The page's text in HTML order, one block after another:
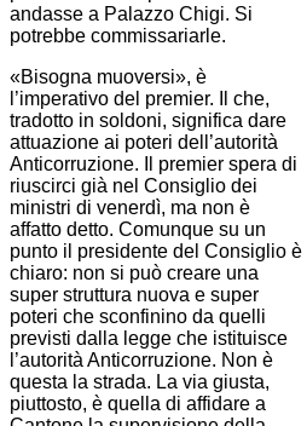
andasse a Palazzo Chigi. Si
potrebbe commissariarle.
«Bisogna muoversi», è
l’imperativo del premier. Il che,
tradotto in soldoni, significa dare
attuazione ai poteri dell’autorità
Anticorruzione. Il premier spera di
riuscirci già nel Consiglio dei
ministri di venerdì, ma non è
affatto detto. Comunque su un
punto il presidente del Consiglio è
chiaro: non si può creare una
super struttura nuova e super
poteri che sconfinino da quelli
previsti dalla legge che istituisce
l’autorità Anticorruzione. Non è
questa la strada. La via giusta,
piuttosto, è quella di affidare a